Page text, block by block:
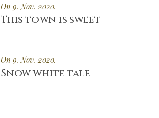
On 9. Nov. 2020.
This town is sweet
On 9. Nov. 2020.
Snow white tale